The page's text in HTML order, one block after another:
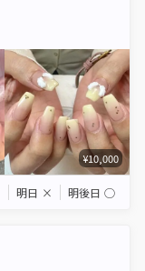
¥10,000
明日 × 明後日 ◯